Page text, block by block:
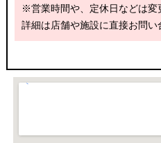
※営業時間や、定休日などは変
詳細は店舗や施設に直接お問い